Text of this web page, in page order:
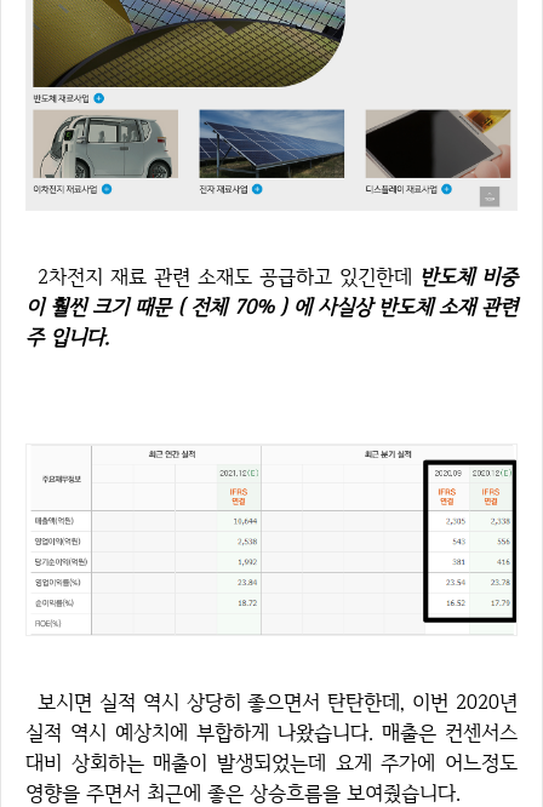
2차전지 재료 관련 소재도 공급하고 있긴한데 반도체 비중
이 훨씬 크기 때문 ( 전체 70% ) 에 사실상 반도체 소재 관련
주 입니다.
보시면 실적 역시 상당히 좋으면서 탄탄한데, 이번 2020년
실적 역시 예상치에 부합하게 나왔습니다. 매출은 컨센서스
대비 상회하는 매출이 발생되었는데 요게 주가에 어느정도
영향을 주면서 최근에 좋은 상승흐름을 보여줬습니다.